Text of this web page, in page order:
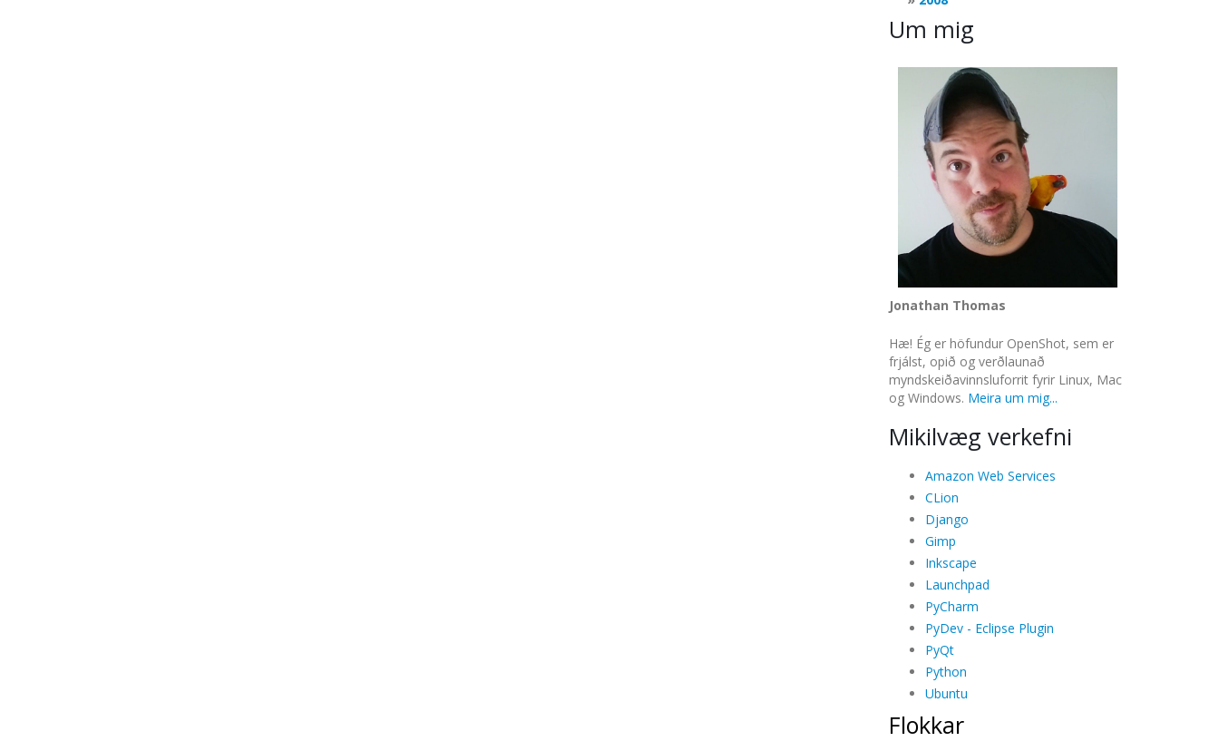
Um mig
Jonathan Thomas
Hæ! Ég er höfundur OpenShot, sem er
frjálst, opið og verðlaunað
myndskeiðavinnsluforrit fyrir Linux, Mac
og Windows. Meira um mig...
Mikilvæg verkefni
Amazon Web Services
CLion
Django
Gimp
Inkscape
Launchpad
PyCharm
PyDev - Eclipse Plugin
PyQt
Python
Ubuntu
Flokkar